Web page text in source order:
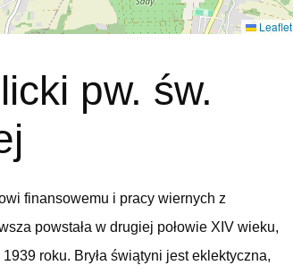
Leaflet
pw. św.
finansowemu i pracy wiernych z
powstała w drugiej połowie XIV wieku,
roku. Bryła świątyni jest eklektyczna,